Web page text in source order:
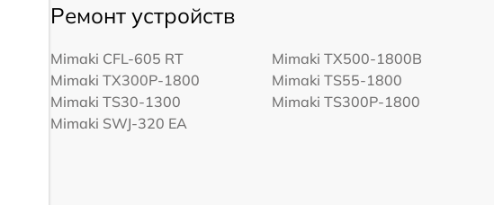
Ремонт устройств
Mimaki CFL-605 RT Mimaki TX500-1800B
Mimaki TX300P-1800
Mimaki TS55-1800
Mimaki TS30-1300
Mimaki TS300P-1800
Mimaki SWJ-320 EA